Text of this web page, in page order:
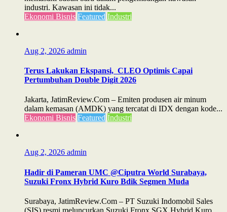
industri. Kawasan ini tidak...
Ekonomi Bisnis Featured Industri
Aug 2, 2026 admin
Terus Lakukan Ekspansi, CLEO Optimis Capai
Pertumbuhan Double Digit 2026
Jakarta, JatimReview.Com – Emiten produsen air minum
dalam kemasan (AMDK) yang tercatat di IDX dengan kode...
Ekonomi Bisnis Featured Industri
Aug 2, 2026 admin
Hadir di Pameran UMC @Ciputra World Surabaya,
Suzuki Fronx Hybrid Kuro Bdik Segmen Muda
Surabaya, JatimReview.Com – PT Suzuki Indomobil Sales
(SIS) resmi meluncurkan Suzuki Fronx SGX Hybrid Kuro,